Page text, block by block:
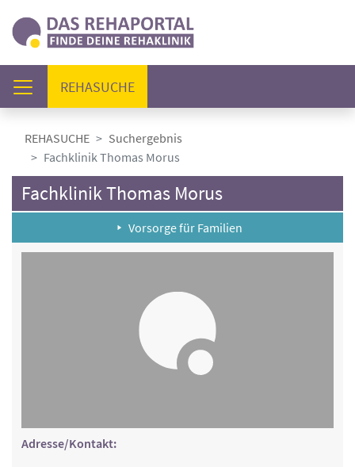
REHASUCHE(AKTUELL)
REHASUCHE
Suchergebnis
Fachklinik Thomas Morus
Fachklinik Thomas Morus
Vorsorge für Familien
Adresse/Kontakt: